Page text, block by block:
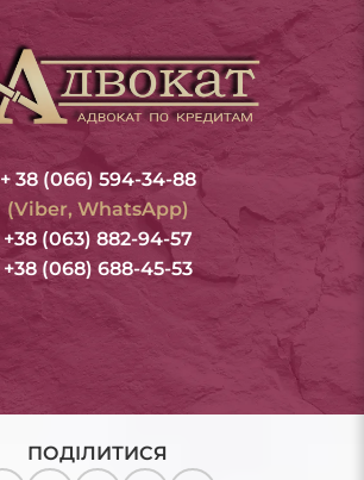
+ 38 (066) 594-34-88
(Viber, WhatsApp)
+38 (063) 882-94-57
+38 (068) 688-45-53
ПОДІЛИТИСЯ